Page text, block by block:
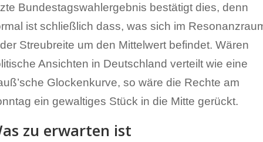
Bundestagswahlergebnis bestätigt dies, denn
ist schließlich dass, was sich im
Streubreite um den Mittelwert befindet. Wären
Ansichten in Deutschland verteilt wie eine
Glockenkurve, so wäre die Rechte am
ein gewaltiges Stück in die Mitte gerückt.
zu erwarten ist